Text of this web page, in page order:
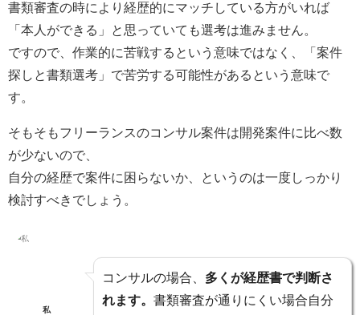
書類審査の時により経歴的にマッチしている方がいれば
「本人ができる」と思っていても選考は進みません。
ですので、作業的に苦戦するという意味ではなく
、「案件
探しと書類選考」で苦労する可能性がある という意味で
す。
そもそもフリーランスのコンサル案件は開発案件に比べ数
が少ないので、
自分の経歴で案件に困らないか、というのは一度しっかり
検討すべきでしょう。
私
コンサルの場合、 多くが経歴書で判断さ
れます。 書類審査が通りにくい場合自分